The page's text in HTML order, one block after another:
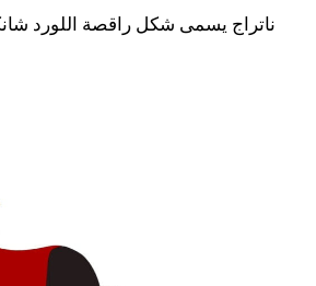
ناتراج يسمى شكل راقصة اللورد